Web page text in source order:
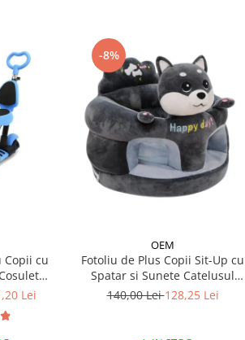
cu
Impins
Lei
-8%
OEM
Fotoliu de Plus Copii Sit-Up cu
Spatar si Sunete Catelusul
Woofy
140,00 Lei128,25 Lei